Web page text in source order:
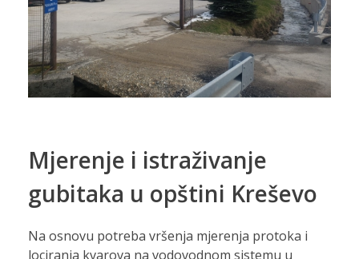
Mjerenje i istraživanje
gubitaka u opštini Kreševo
Na osnovu potreba vršenja mjerenja protoka i
lociranja kvarova na vodovodnom sistemu u